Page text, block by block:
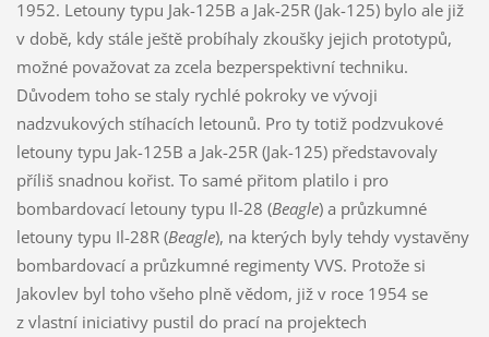
1952. Letouny typu Jak-125B a Jak-25R (Jak-125) bylo ale již
v době, kdy stále ještě probíhaly zkoušky jejich prototypů,
možné považovat za zcela bezperspektivní techniku.
Důvodem toho se staly rychlé pokroky ve vývoji
nadzvukových stíhacích letounů. Pro ty totiž podzvukové
letouny typu Jak-125B a Jak-25R (Jak-125) představovaly
příliš snadnou kořist. To samé přitom platilo i pro
bombardovací letouny typu Il-28 (Beagle) a průzkumné
letouny typu Il-28R (Beagle), na kterých byly tehdy vystavěny
bombardovací a průzkumné regimenty VVS. Protože si
Jakovlev byl toho všeho plně vědom, již v roce 1954 se
z vlastní iniciativy pustil do prací na projektech